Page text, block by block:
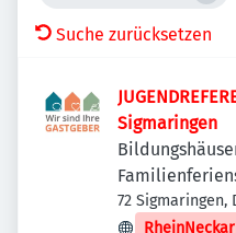
Suche zurücksetzen
Sigmaringen
Freiburg
72 Sigmaringen,